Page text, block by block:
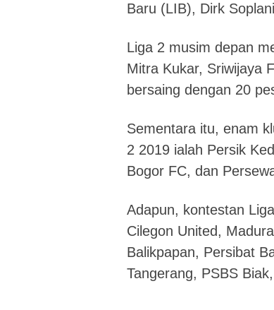
Baru (LIB), Dirk
Liga 2 musim depan
Mitra Kukar, Sriwijaya
bersaing dengan 20
Sementara itu, enam
2 2019 ialah Persik
Bogor FC, dan
Adapun, kontestan
Cilegon United,
Balikpapan, Persibat
Tangerang, PSBS